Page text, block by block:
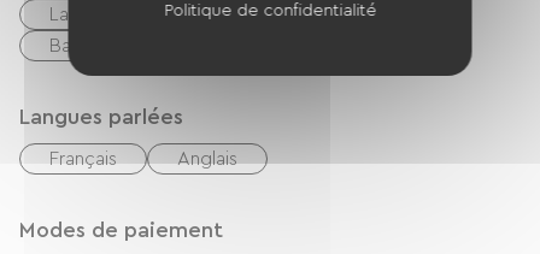
Lave linge
Wifi gratuit
TV
Barbecue
Langues parlées
Français Anglais
Modes de paiement
Politique de confidentialité